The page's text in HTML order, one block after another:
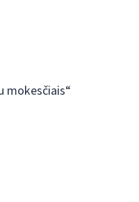
mokesčiais“